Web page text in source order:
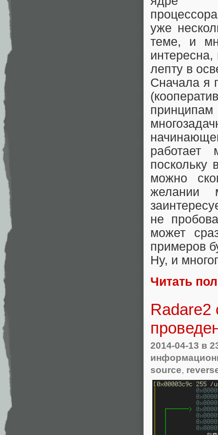
уже
теме, и
лепту в
Сначала я
поскольку
можно
желании
не
может
примеров
Ну, и
Читать
Radare2
2014-04-13 в
source,